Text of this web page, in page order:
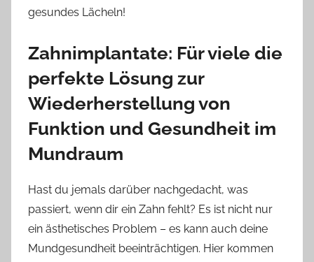
gesundes Lächeln!
Zahnimplantate: Für viele die
perfekte Lösung zur
Wiederherstellung von
Funktion und Gesundheit im
Mundraum
Hast du jemals darüber nachgedacht, was
passiert, wenn dir ein Zahn fehlt? Es ist nicht nur
ein ästhetisches Problem – es kann auch deine
Mundgesundheit beeinträchtigen. Hier kommen